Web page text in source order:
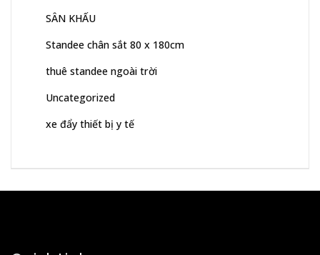
SÂN KHẤU
Standee chân sắt 80 x 180cm
thuê standee ngoài trời
Uncategorized
xe đẩy thiết bị y tế